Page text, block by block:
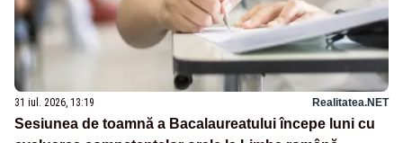
31 iul. 2026, 13:19 Realitatea.NET
Sesiunea de toamnă a Bacalaureatului începe luni cu